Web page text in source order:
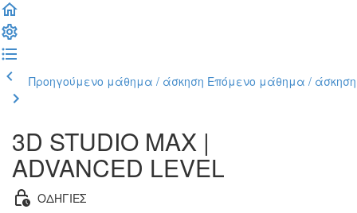
Προηγούμενο μάθημα / άσκηση Επόμενο μάθημα / άσκηση
3D STUDIO MAX |
ADVANCED LEVEL
ΟΔΗΓΙΕΣ